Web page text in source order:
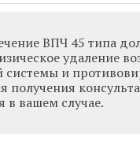
ВПЧ 45 типа
удаление
и
получения
в вашем случае.